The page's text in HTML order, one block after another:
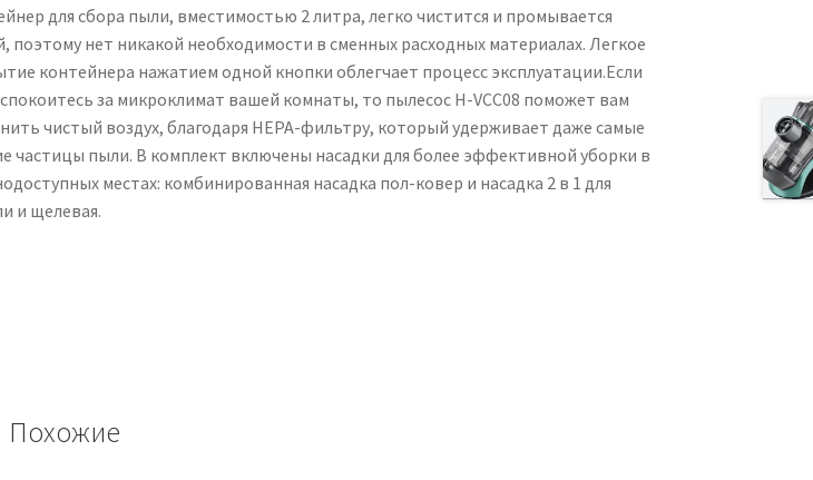
для сбора пыли, вместимостью 2 литра, легко чистится и промывается
поэтому нет никакой необходимости в сменных расходных материалах. Легкое
контейнера нажатием одной кнопки облегчает процесс эксплуатации.Если
за микроклимат вашей комнаты, то пылесос H-VCC08 поможет вам
чистый воздух, благодаря HEPA-фильтру, который удерживает даже самые
частицы пыли. В комплект включены насадки для более эффективной уборки в
местах: комбинированная насадка пол-ковер и насадка 2 в 1 для
и щелевая.
Похожие